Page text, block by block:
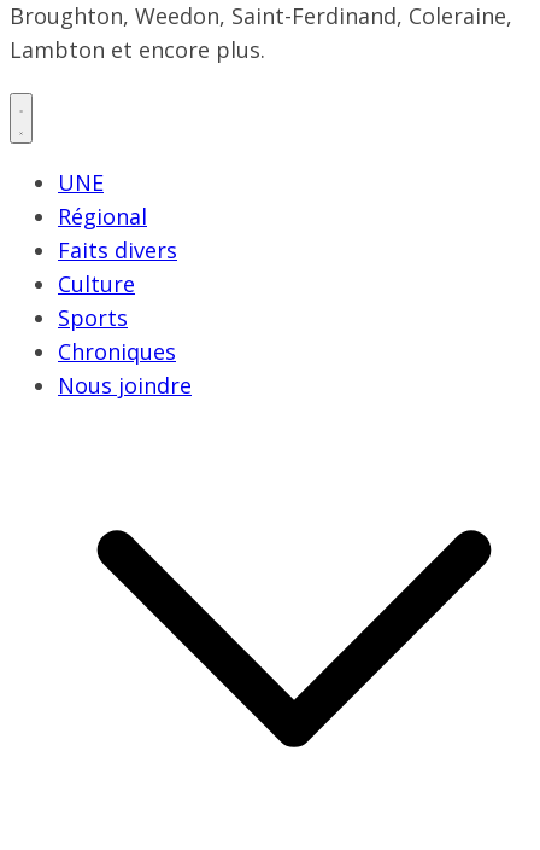
Broughton, Weedon, Saint-Ferdinand, Coleraine,
Lambton et encore plus.
UNE
Régional
Faits divers
Culture
Sports
Chroniques
Nous joindre